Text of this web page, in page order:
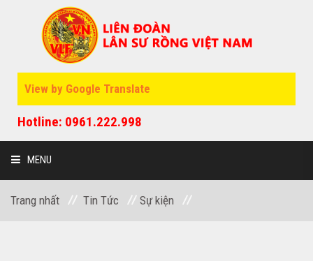
View by Google Translate
Hotline: 0961.222.998
MENU
Trang nhất Tin Tức Sự kiện